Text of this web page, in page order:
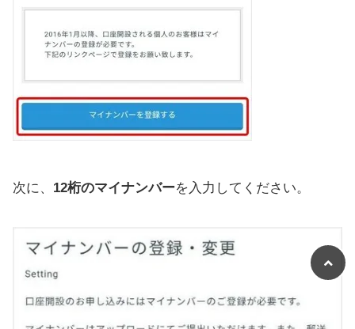
次に、 12桁のマイナンバーを入力してください。